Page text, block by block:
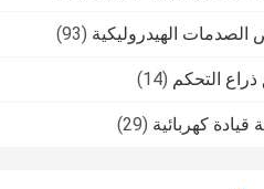
الهيدروليكية (93)
ذراع التحكم (14)
كهربائية (29)